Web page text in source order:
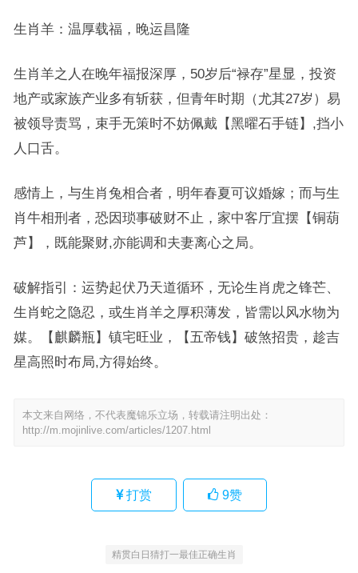
生肖羊：温厚载福，晚运昌隆
生肖羊之人在晚年福报深厚，50岁后“禄存”星显，投资
地产或家族产业多有斩获，但青年时期（尤其27岁）易
被领导责骂，束手无策时不妨佩戴【黑曜石手链】,挡小
人口舌。
感情上，与生肖兔相合者，明年春夏可议婚嫁；而与生
肖牛相刑者，恐因琐事破财不止，家中客厅宜摆【铜葫
芦】，既能聚财,亦能调和夫妻离心之局。
破解指引：运势起伏乃天道循环，无论生肖虎之锋芒、
生肖蛇之隐忍，或生肖羊之厚积薄发，皆需以风水物为
媒。【麒麟瓶】镇宅旺业，【五帝钱】破煞招贵，趁吉
星高照时布局,方得始终。
本文来自网络，不代表魔锦乐立场，转载请注明出处：
http://m.mojinlive.com/articles/1207.html
打赏 9赞
精贯白日猜打一最佳正确生肖